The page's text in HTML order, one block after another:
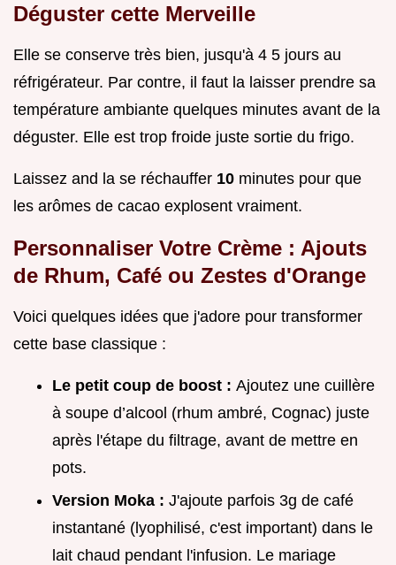
Déguster cette Merveille
Elle se conserve très bien, jusqu'à 4 5 jours au
réfrigérateur. Par contre, il faut la laisser prendre sa
température ambiante quelques minutes avant de la
déguster. Elle est trop froide juste sortie du frigo.
Laissez and la se réchauffer 10 minutes pour que
les arômes de cacao explosent vraiment.
Personnaliser Votre Crème : Ajouts
de Rhum, Café ou Zestes d'Orange
Voici quelques idées que j'adore pour transformer
cette base classique :
Le petit coup de boost : Ajoutez une cuillère
à soupe d’alcool (rhum ambré, Cognac) juste
après l'étape du filtrage, avant de mettre en
pots.
Version Moka : J'ajoute parfois 3g de café
instantané (lyophilisé, c'est important) dans le
lait chaud pendant l'infusion. Le mariage